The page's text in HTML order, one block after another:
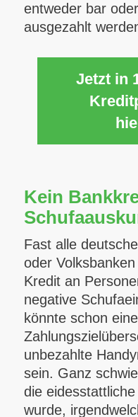
entweder bar
ausgezahlt
Jetzt in
Kein
Fast alle
oder
Kredit an
negative
könnte schon
unbezahlte
sein. Ganz
die
wurde,